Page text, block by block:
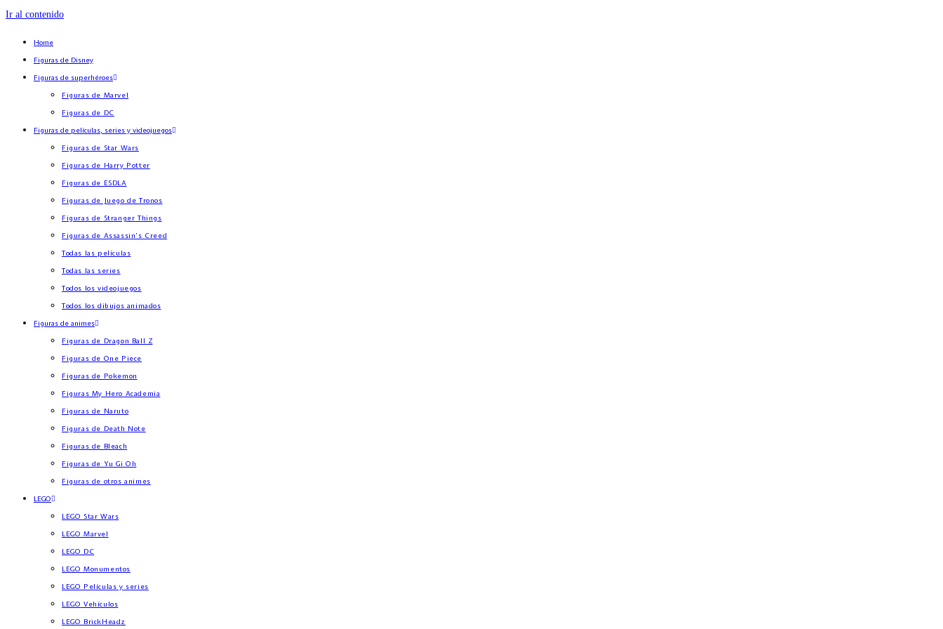
Ir al contenido
Home
Figuras de Disney
Figuras de superhéroes
Figuras de Marvel
Figuras de DC
Figuras de películas, series y videojuegos
Figuras de Star Wars
Figuras de Harry Potter
Figuras de ESDLA
Figuras de Juego de Tronos
Figuras de Stranger Things
Figuras de Assassin’s Creed
Todas las películas
Todas las series
Todos los videojuegos
Todos los dibujos animados
Figuras de animes
Figuras de Dragon Ball Z
Figuras de One Piece
Figuras de Pokemon
Figuras My Hero Academia
Figuras de Naruto
Figuras de Death Note
Figuras de Bleach
Figuras de Yu Gi Oh
Figuras de otros animes
LEGO
LEGO Star Wars
LEGO Marvel
LEGO DC
LEGO Monumentos
LEGO Películas y series
LEGO Vehículos
LEGO BrickHeadz